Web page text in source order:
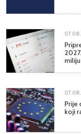
Prije
koji